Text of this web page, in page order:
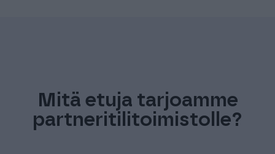
Mitä etuja tarjoamme
partneritilitoimistolle?